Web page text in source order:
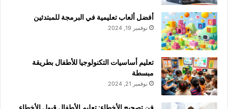
أفضل ألعاب تعليمية في البرمجة للمبتدئين
نوفمبر 19, 2024
تعليم أساسيات التكنولوجيا للأطفال بطريقة
مبسطة
نوفمبر 21, 2024
فن تصحيح الأخطاء: تعليم الأطفال قبول الأخطاء